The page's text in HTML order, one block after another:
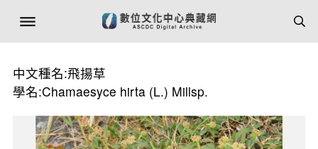
中文種名:飛揚草
學名:Chamaesyce hirta (L.) Millsp.